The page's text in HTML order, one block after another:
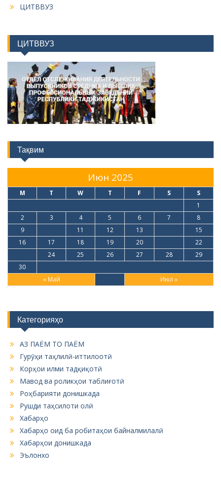
ЦИТВВУЗ
ЦИТВВУЗ
Тақвим
Июн 2025
M T W T F S S
« Май Июл »
1
2
3 4 5 6 7
8
9
11 12 13
15
16
17 18 19 20
22
24 25 26 27 28
29
30
Категорияҳо
АЗ ПАЁМ ТО ПАЁМ
Гурӯҳи таҳлилӣ-иттилоотӣ
Корҳои илми тадқиқотӣ
Мавод ва роликҳои таблиғотӣ
Роҳбарияти донишкада
Рушди таҳсилоти олӣ
Хабарҳо
Хабарҳо оид ба робитаҳои байналмилалӣ
Хабарҳои донишкада
Эълонхо